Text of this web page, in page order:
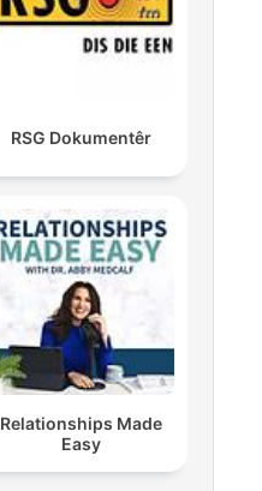
RSG Dokumentêr
Relationships Made
Easy